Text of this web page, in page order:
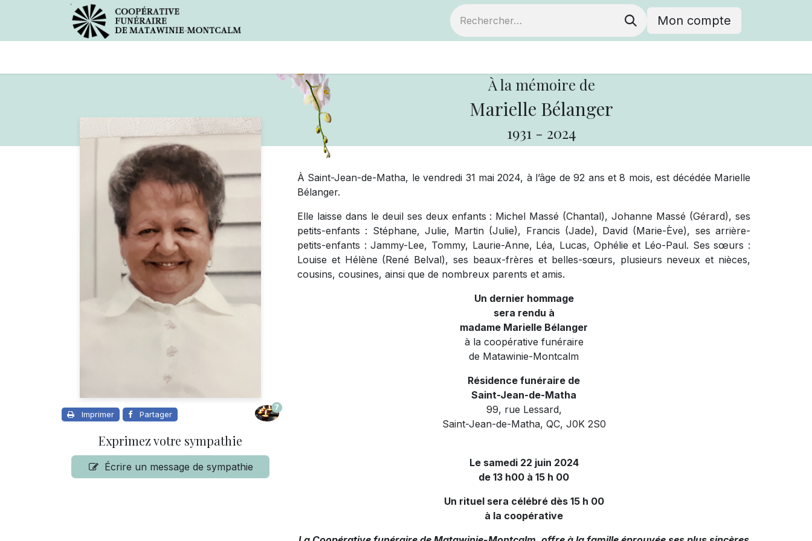
Mon compte
À la mémoire de
Marielle Bélanger
1931 - 2024
Imprimer Partager
7
Exprimez votre sympathie
Écrire un message de sympathie
À Saint-Jean-de-Matha, le vendredi 31 mai 2024, à l’âge de 92 ans et 8 mois, est décédée Marielle
Bélanger.
Elle laisse dans le deuil ses deux enfants : Michel Massé (Chantal), Johanne Massé (Gérard), ses
petits-enfants : Stéphane, Julie, Martin (Julie), Francis (Jade), David (Marie-Ève), ses arrière-
petits-enfants : Jammy-Lee, Tommy, Laurie-Anne, Léa, Lucas, Ophélie et Léo-Paul. Ses sœurs :
Louise et Hélène (René Belval), ses beaux-frères et belles-sœurs, plusieurs neveux et nièces,
cousins, cousines, ainsi que de nombreux parents et amis.
Un dernier hommage
sera rendu à
madame Marielle Bélanger
à la coopérative funéraire
de Matawinie-Montcalm
Résidence funéraire de
Saint-Jean-de-Matha
99, rue Lessard,
Saint-Jean-de-Matha, QC, J0K 2S0
Le samedi 22 juin 2024
de 13 h00 à 15 h 00
Un rituel sera célébré dès 15 h 00
à la coopérative